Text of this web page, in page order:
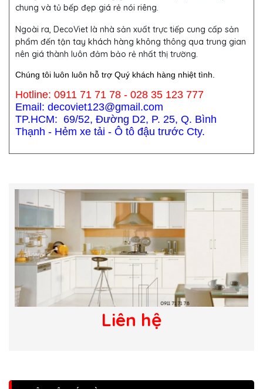
chung và tủ bếp đẹp giá rẻ nói riêng.
Ngoài ra, DecoViet là nhà sản xuất trực tiếp cung cấp sản
phẩm đến tận tay khách hàng không thông qua trung gian
nên giá thành luôn đảm bảo rẻ nhất thị trường.
Chúng tôi luôn luôn hỗ trợ Quý khách hàng nhiệt tình.
Hotline: 0911 71 71 78 - 028 35 123 777
Email: decoviet123@gmail.com
TP.HCM: 69/52, Đường D2, P. 25, Q. Bình
Thạnh - Hẻm xe tải - Ô tô đậu trước Cty.
Liên hệ